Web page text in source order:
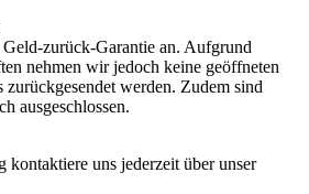
zurück-Garantie an. Aufgrund
nehmen wir jedoch keine geöffneten
werden. Zudem sind
ausgeschlossen.
kontaktiere uns jederzeit über unser